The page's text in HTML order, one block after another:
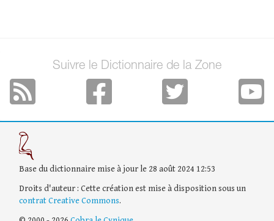
Suivre le Dictionnaire de la Zone
Base du dictionnaire mise à jour le 28 août 2024 12:53
Droits d'auteur : Cette création est mise à disposition sous un
contrat Creative Commons.